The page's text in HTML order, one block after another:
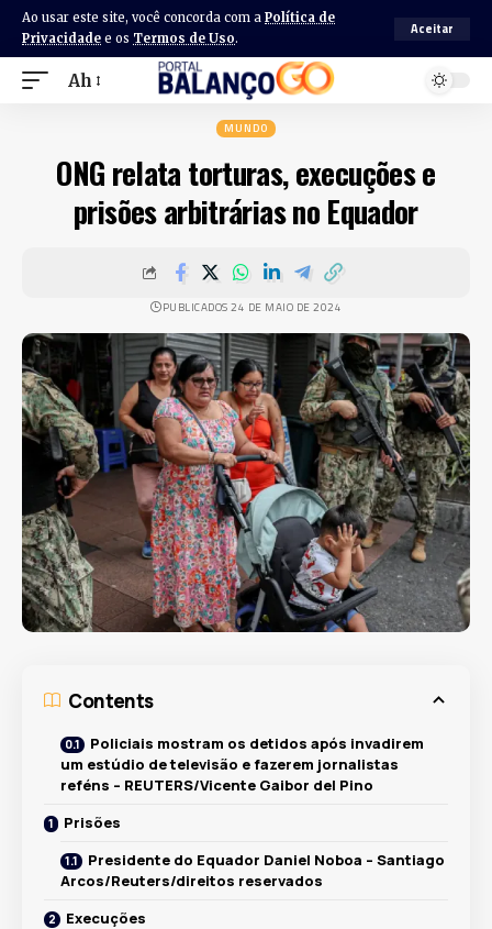
Ao usar este site, você concorda com a Política de
Privacidade e os Termos de Uso.
Aceitar
Ah
MUNDO
ONG relata torturas, execuções e
prisões arbitrárias no Equador
PUBLICADOS 24 DE MAIO DE 2024
Contents
Policiais mostram os detidos após invadirem
um estúdio de televisão e fazerem jornalistas
reféns – REUTERS/Vicente Gaibor del Pino
Prisões
Presidente do Equador Daniel Noboa – Santiago
Arcos/Reuters/direitos reservados
Execuções